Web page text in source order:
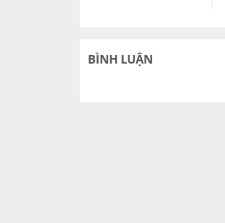
BÌNH LUẬN